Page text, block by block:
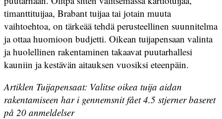
timanttituijaa, Brabant tuijaa tai jotain muuta
vaihtoehtoa, on tärkeää tehdä perusteellinen suunnitelma
ja ottaa huomioon budjetti. Oikean tuijapensaan valinta
ja huolellinen rakentaminen takaavat puutarhallesi
kauniin ja kestävän aitauksen vuosiksi eteenpäin.
Artiklen Tuijapensaat: Valitse oikea tuija aidan
rakentamiseen har i gennemsnit fået4.5 stjerner baseret
på 20 anmeldelser